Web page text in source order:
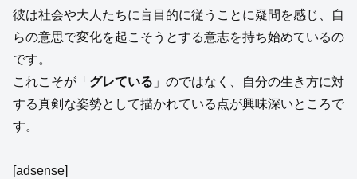
彼は社会や大人たちに盲目的に従うことに疑問を感じ、自
らの意思で変化を起こそうとする意志を持ち始めているの
です。
これこそが「 グレている 」のではなく、自分の生き方に対
する真剣な姿勢として描かれている点が興味深いところで
す。
[adsense]